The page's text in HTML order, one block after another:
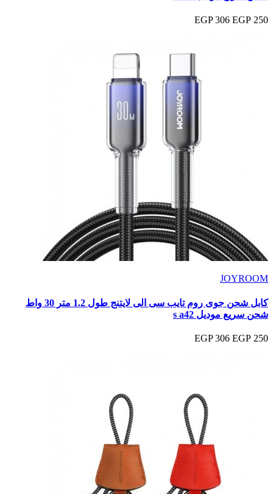
250 EGP
306 EGP
JOYROOM
كابل شحن جوى روم تايب سى الى لايتنج طول 1.2 متر 30 واط
شحن سريع موديل s a42
250 EGP
306 EGP